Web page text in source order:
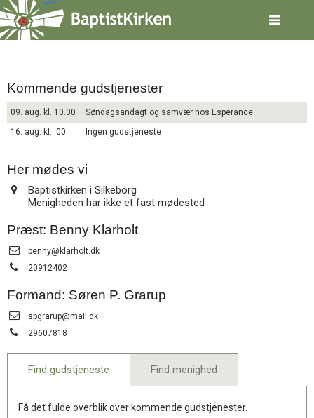
Spring
menu
over
gå
indhold Vend
tilbage
forsiden
2.0:
Nyheder
Kalender
4.0:
Inspiration
Værktøjskassen
6.0:
Mission
BaptistKirken
8.0:
Kontakt
9.0:
Forside
11.0:
Kalender
12.0:
Inspiration
13.0:
Værktøjskassen
14.0:
Mission
16.0:
Kontakt
Silkeborg
Kommende gudstjenester
09. aug. kl. 10.00
Søndagsandagt og samvær hos Esperance
16. aug. kl. :00
Ingen gudstjeneste
Her mødes vi
Baptistkirken i Silkeborg
Menigheden har ikke et fast mødested
Præst: Benny Klarholt
Send
email:
benny@klarholt.dk
Tlf.:
20912402
Formand: Søren P. Grarup
Send
email:
spgrarup@mail.dk
Tlf.:
29607818
Find gudstjeneste Find menighed
Få det fulde overblik over kommende gudstjenester.